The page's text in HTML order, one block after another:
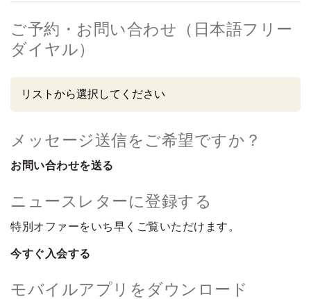
ご予約・お問い合わせ（日本語フリー
ダイヤル）
メッセージ送信をご希望ですか？
お問い合わせを送る
ニュースレターに登録する
特別オファーをいち早くご覧いただけます。
今すぐ入会する
モバイルアプリをダウンロード